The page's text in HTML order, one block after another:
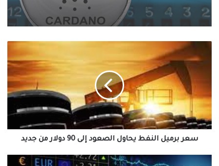
بنسبة 8%
برميل
إلى
90
دولار
من
سعر برميل النفط يحاول الصعود إلى 90 دولار من جديد